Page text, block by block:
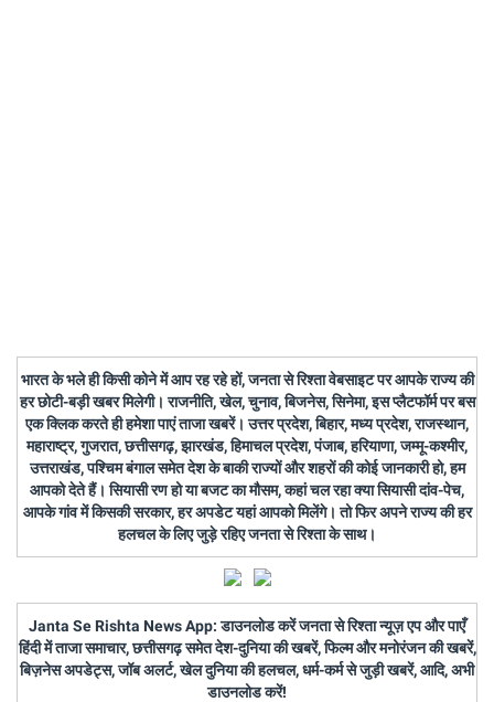
भारत के भले ही किसी कोने में आप रह रहे हों, जनता से रिश्ता वेबसाइट पर आपके राज्य की
हर छोटी-बड़ी खबर मिलेगी। राजनीति, खेल, चुनाव, बिजनेस, सिनेमा, इस प्लैटफॉर्म पर बस
एक क्लिक करते ही हमेशा पाएं ताजा खबरें। उत्तर प्रदेश, बिहार, मध्य प्रदेश, राजस्थान,
महाराष्ट्र, गुजरात, छत्तीसगढ़, झारखंड, हिमाचल प्रदेश, पंजाब, हरियाणा, जम्मू-कश्मीर,
उत्तराखंड, पश्चिम बंगाल समेत देश के बाकी राज्यों और शहरों की कोई जानकारी हो, हम
आपको देते हैं। सियासी रण हो या बजट का मौसम, कहां चल रहा क्या सियासी दांव-पेच,
आपके गांव में किसकी सरकार, हर अपडेट यहां आपको मिलेंगे। तो फिर अपने राज्य की हर
हलचल के लिए जुड़े रहिए जनता से रिश्ता के साथ।
Janta Se Rishta News App: डाउनलोड करें जनता से रिश्ता न्यूज़ एप और पाएँ
हिंदी में ताजा समाचार, छत्तीसगढ़ समेत देश-दुनिया की खबरें, फिल्म और मनोरंजन की खबरें,
बिज़नेस अपडेट्स, जॉब अलर्ट, खेल दुनिया की हलचल, धर्म-कर्म से जुड़ी खबरें, आदि, अभी
डाउनलोड करें!